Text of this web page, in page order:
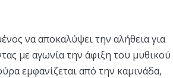
να αποκαλύψει την αλήθεια για
με αγωνία την άφιξη του μυθικού
εμφανίζεται από την καμινάδα,